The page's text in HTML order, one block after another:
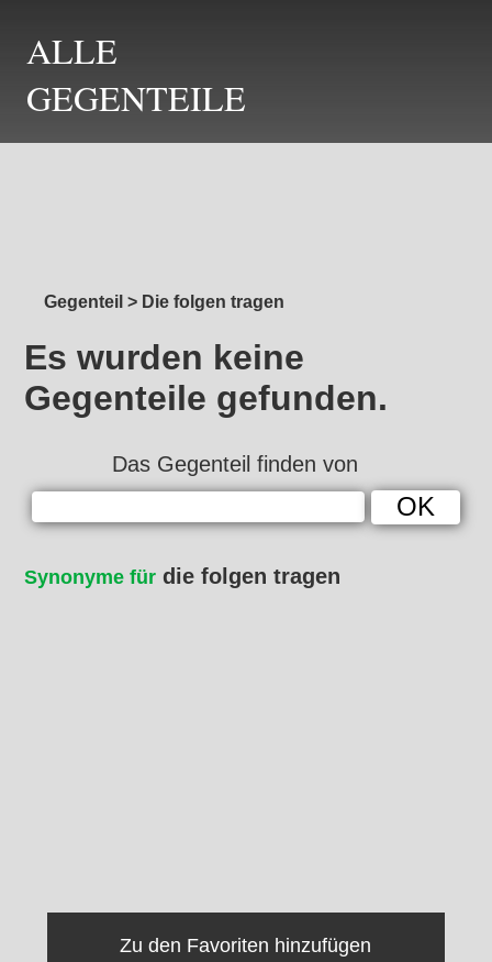
ALLE
GEGENTEILE
Gegenteil > Die folgen tragen
Es wurden keine
Gegenteile gefunden.
Das Gegenteil finden von
Synonyme für die folgen tragen
Zu den Favoriten hinzufügen